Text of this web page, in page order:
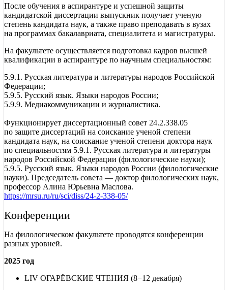
После обучения в аспирантуре и успешной защиты
кандидатской диссертации выпускник получает ученую
степень кандидата наук, а также право преподавать в вузах
на программах бакалавриата, специалитета и магистратуры.
На факультете осуществляется подготовка кадров высшей
квалификации в аспирантуре по научным специальностям:
5.9.1. Русская литература и литературы народов Российской
Федерации;
5.9.5. Русский язык. Языки народов России;
5.9.9. Медиакоммуникации и журналистика.
Функционирует диссертационный совет 24.2.338.05
по защите диссертаций на соискание ученой степени
кандидата наук, на соискание ученой степени доктора наук
по специальностям 5.9.1. Русская литература и литературы
народов Российской Федерации (филологические науки);
5.9.5. Русский язык. Языки народов России (филологические
науки). Председатель совета — доктор филологических наук,
профессор Алина Юрьевна Маслова.
https://mrsu.ru/ru/sci/diss/24-2-338-05/
Конференции
На филологическом факультете проводятся конференции
разных уровней.
2025 год
LIV ОГАРЁВСКИЕ ЧТЕНИЯ (8−12 декабря)